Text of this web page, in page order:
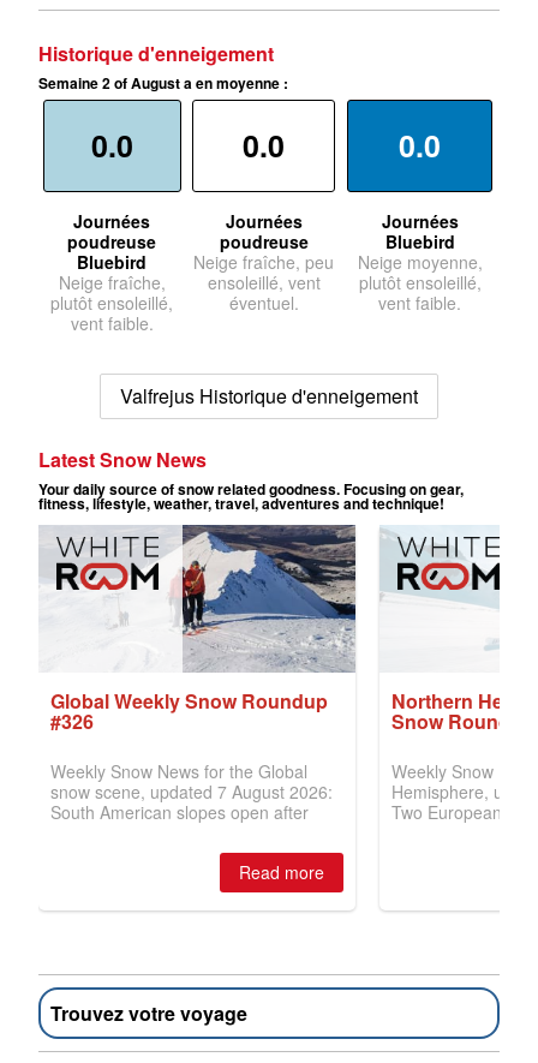
Historique d'enneigement
Semaine 2 of August a en moyenne :
0.0
Journées
poudreuse
Bluebird
Neige fraîche,
plutôt ensoleillé,
vent faible.
0.0
Journées
poudreuse
Neige fraîche, peu
ensoleillé, vent
éventuel.
0.0
Journées
Bluebird
Neige moyenne,
plutôt ensoleillé,
vent faible.
Valfrejus Historique d'enneigement
Trouvez votre voyage